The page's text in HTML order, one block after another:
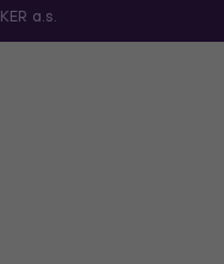
a.s.